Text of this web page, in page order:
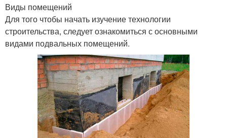
Виды помещений
Для того чтобы начать изучение технологии
строительства, следует ознакомиться с основными
видами подвальных помещений.